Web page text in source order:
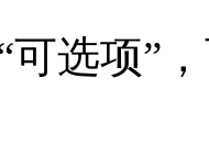
可选项”